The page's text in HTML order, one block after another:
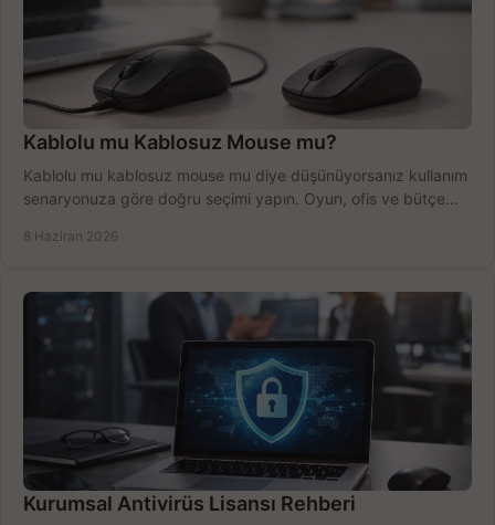
Kablolu mu Kablosuz Mouse mu?
Kablolu mu kablosuz mouse mu diye düşünüyorsanız kullanım
senaryonuza göre doğru seçimi yapın. Oyun, ofis ve bütçe
8 Haziran 2026
Kurumsal Antivirüs Lisansı Rehberi